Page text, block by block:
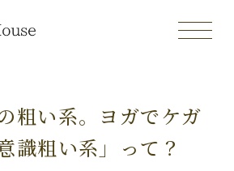
粗い系。ヨガでケガ
識粗い系」って？